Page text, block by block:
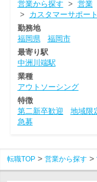
営業から探す > 営業
> カスタマーサポー
勤務地
福岡県
福岡市
最寄り駅
中洲川端駅
業種
アウトソーシング
特徴
第二新卒歓迎
地域限
急募
転職TOP 営業から探す